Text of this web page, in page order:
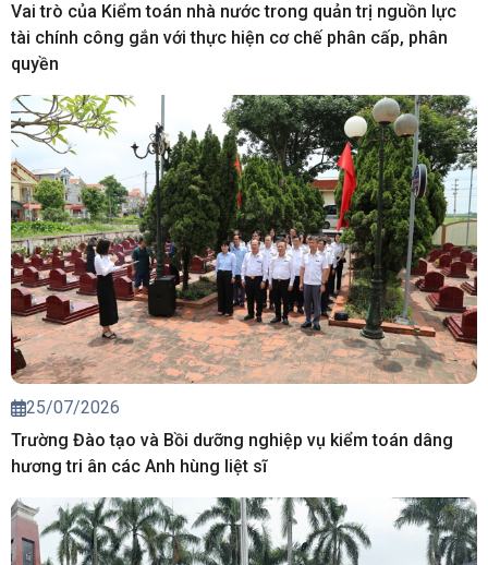
Vai trò của Kiểm toán nhà nước trong quản trị nguồn lực
tài chính công gắn với thực hiện cơ chế phân cấp, phân
quyền
25/07/2026
Trường Đào tạo và Bồi dưỡng nghiệp vụ kiểm toán dâng
hương tri ân các Anh hùng liệt sĩ